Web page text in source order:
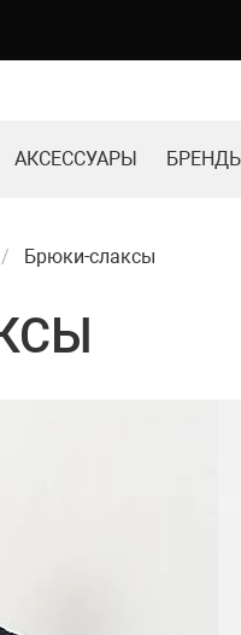
АКСЕССУАРЫ
Брюки-слаксы